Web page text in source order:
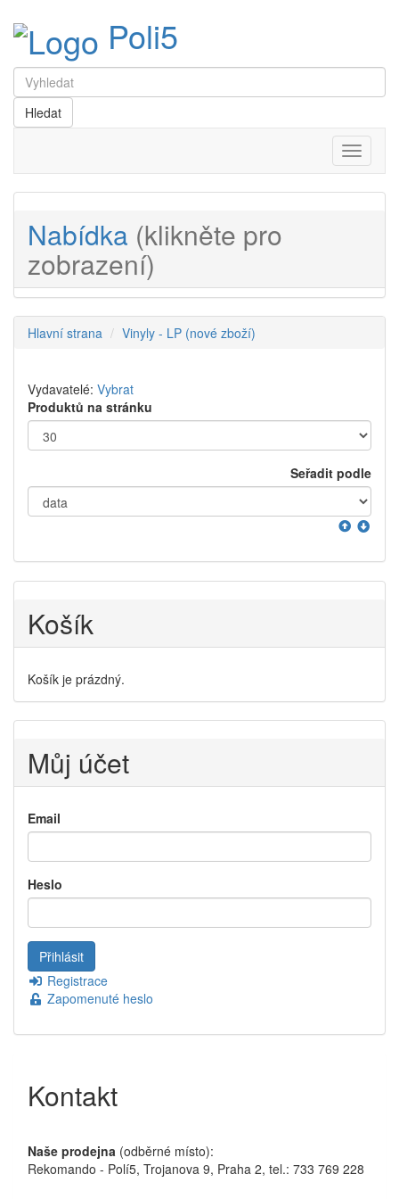
Poli5
Menu
Nabídka (klikněte pro
zobrazení)
Hlavní strana Vinyly - LP (nové zboží)
Vydavatelé: Vybrat
Produktů na stránku
Seřadit podle
Košík
Košík je prázdný.
Můj účet
Email
Heslo
Registrace
Zapomenuté heslo
Kontakt
Naše prodejna (odběrné místo):
Rekomando - Polí5, Trojanova 9, Praha 2, tel.: 733 769 228